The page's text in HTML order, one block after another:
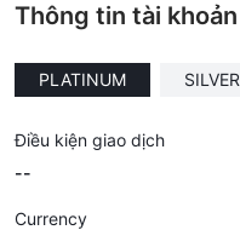
Thông tin tài khoản
PLATINUM SILVER
Điều kiện giao dịch
--
Currency